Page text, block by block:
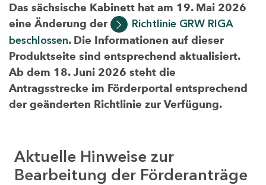
Das sächsische Kabinett hat am 19. Mai 2026
eine Änderung der
Richtlinie GRW RIGA
beschlossen. Die Informationen auf dieser
Produktseite sind entsprechend aktualisiert.
Ab dem 18. Juni 2026 steht die
Antragsstrecke im Förderportal entsprechend
der geänderten Richtlinie zur Verfügung.
Aktuelle Hinweise zur
Bearbeitung der Förderanträge